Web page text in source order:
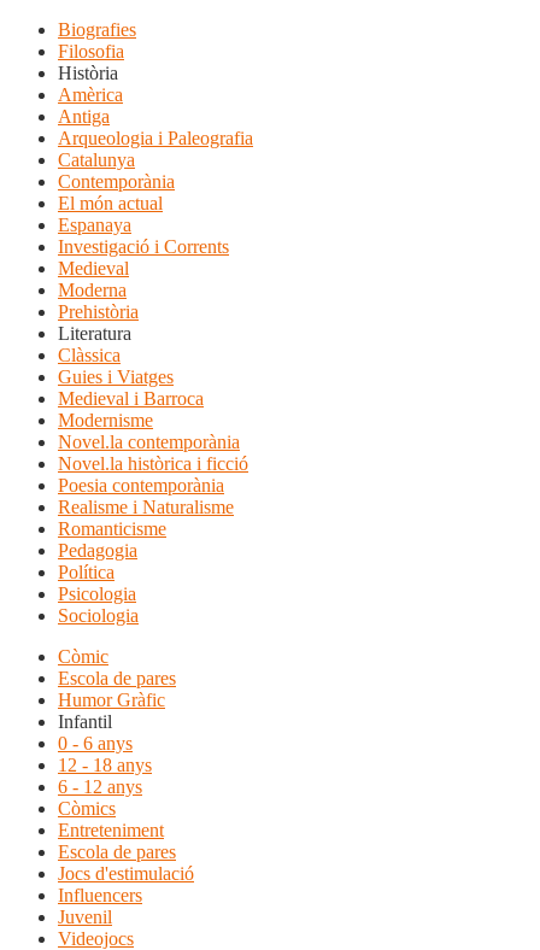
Biografies
Filosofia
Història
Amèrica
Antiga
Arqueologia i Paleografia
Catalunya
Contemporània
El món actual
Espanaya
Investigació i Corrents
Medieval
Moderna
Prehistòria
Literatura
Clàssica
Guies i Viatges
Medieval i Barroca
Modernisme
Novel.la contemporània
Novel.la històrica i ficció
Poesia contemporània
Realisme i Naturalisme
Romanticisme
Pedagogia
Política
Psicologia
Sociologia
Còmic
Escola de pares
Humor Gràfic
Infantil
0 - 6 anys
12 - 18 anys
6 - 12 anys
Còmics
Entreteniment
Escola de pares
Jocs d'estimulació
Influencers
Juvenil
Videojocs